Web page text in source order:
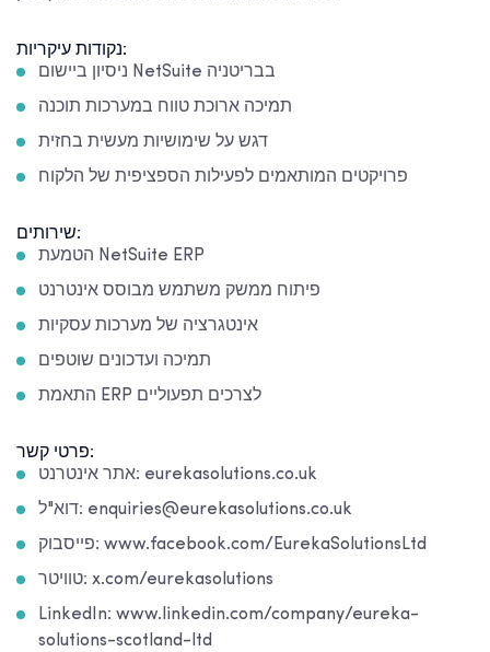
נקודות עיקריות:
ניסיון ביישום NetSuite בבריטניה
תמיכה ארוכת טווח במערכות תוכנה
דגש על שימושיות מעשית בחזית
פרויקטים המותאמים לפעילות הספציפית של הלקוח
שירותים:
הטמעת NetSuite ERP
פיתוח ממשק משתמש מבוסס אינטרנט
אינטגרציה של מערכות עסקיות
תמיכה ועדכונים שוטפים
התאמת ERP לצרכים תפעוליים
פרטי קשר:
אתר אינטרנט: eurekasolutions.co.uk
דוא"ל: enquiries@eurekasolutions.co.uk
פייסבוק: www.facebook.com/EurekaSolutionsLtd
טוויטר: x.com/eurekasolutions
LinkedIn: www.linkedin.com/company/eureka-
solutions-scotland-ltd